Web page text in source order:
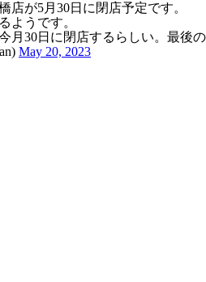
店が5月30日に閉店予定です。
ようです。
月30日に閉店するらしい。最後
May 20, 2023